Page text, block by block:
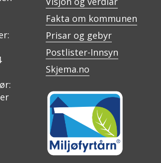
Fakta om kommunen
Prisar og gebyr
Postlister-Innsyn
Skjema.no